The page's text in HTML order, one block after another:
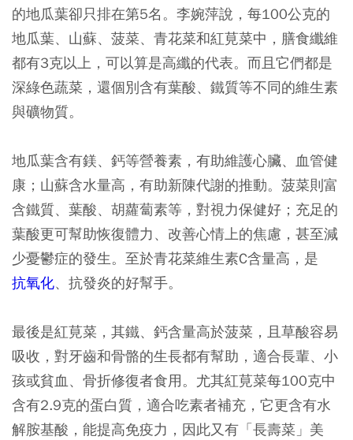
的地瓜葉卻只排在第5名。李婉萍說，每100公克的
地瓜葉、山蘇、菠菜、青花菜和紅莧菜中，膳食纖維
都有3克以上，可以算是高纖的代表。而且它們都是
深綠色蔬菜，還個別含有葉酸、鐵質等不同的維生素
與礦物質。
地瓜葉含有鎂、鈣等營養素，有助維護心臟、血管健
康；山蘇含水量高，有助新陳代謝的推動。菠菜則富
含鐵質、葉酸、胡蘿蔔素等，對視力保健好；充足的
葉酸更可幫助恢復體力、改善心情上的焦慮，甚至減
少憂鬱症的發生。至於青花菜維生素C含量高，是
抗氧化、抗發炎的好幫手。
最後是紅莧菜，其鐵、鈣含量高於菠菜，且草酸容易
吸收，對牙齒和骨骼的生長都有幫助，適合長輩、小
孩或貧血、骨折修復者食用。尤其紅莧菜每100克中
含有2.9克的蛋白質，適合吃素者補充，它更含有水
解胺基酸，能提高免疫力，因此又有「長壽菜」美